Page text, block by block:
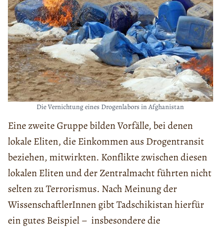
Die Vernichtung eines Drogenlabors in Afghanistan
Eine zweite Gruppe bilden Vorfälle, bei denen
lokale Eliten, die Einkommen aus Drogentransit
beziehen, mitwirkten. Konflikte zwischen diesen
lokalen Eliten und der Zentralmacht führten nicht
selten zu Terrorismus. Nach Meinung der
WissenschaftlerInnen gibt Tadschikistan hierfür
ein gutes Beispiel – insbesondere die